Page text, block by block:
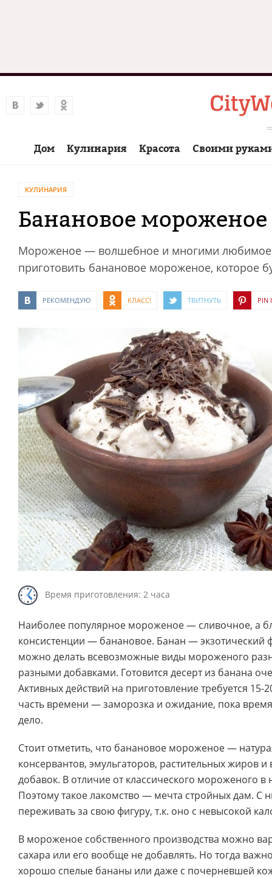
Дом Кулинария Красота Своими
КУЛИНАРИЯ
Банановое мороженое
Мороженое — волшебное и многими любимое
приготовить банановое мороженое, которое
РЕКОМЕНДУЮ КЛАСС! ТВИТНУТЬ PIN
Время приготовления: 2 часа
Наиболее популярное мороженое — сливочное, а
консистенции — банановое. Банан — экзотический
можно делать всевозможные виды мороженого
разными добавками. Готовится десерт из банана
Активных действий на приготовление требуется 15-
часть времени — заморозка и ожидание, пока
дело.
Стоит отметить, что банановое мороженое —
консервантов, эмульгаторов, растительных жиров
добавок. В отличие от классического мороженого
Поэтому такое лакомство — мечта стройных дам. С
переживать за свою фигуру, т.к. оно с невысокой
В мороженое собственного производства можно
сахара или его вообще не добавлять. Но тогда
хорошо спелые бананы или даже с почерневшей